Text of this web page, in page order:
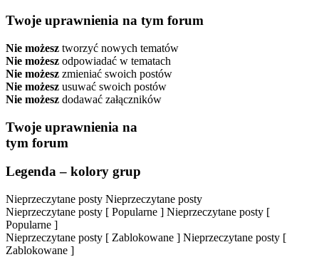
Twoje uprawnienia na tym forum
Nie możesz tworzyć nowych tematów
Nie możesz odpowiadać w tematach
Nie możesz zmieniać swoich postów
Nie możesz usuwać swoich postów
Nie możesz dodawać załączników
Twoje uprawnienia na
tym forum
Legenda – kolory grup
Nieprzeczytane posty Nieprzeczytane posty
Nieprzeczytane posty [ Popularne ] Nieprzeczytane posty [
Popularne ]
Nieprzeczytane posty [ Zablokowane ] Nieprzeczytane posty [
Zablokowane ]